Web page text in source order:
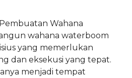
Wahana
wahana waterboom
yang memerlukan
dan eksekusi yang tepat.
menjadi tempat